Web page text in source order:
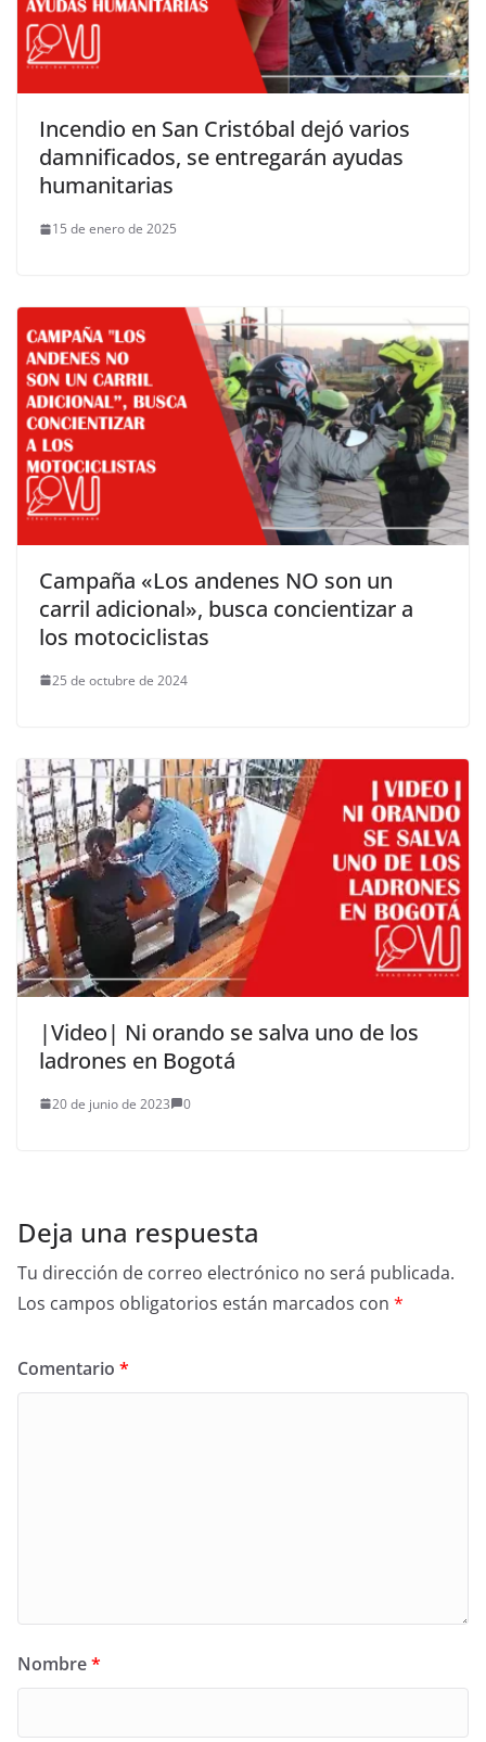
Incendio en San Cristóbal dejó varios
damnificados, se entregarán ayudas
humanitarias
15 de enero de 2025
Campaña «Los andenes NO son un
carril adicional», busca concientizar a
los motociclistas
25 de octubre de 2024
|Video| Ni orando se salva uno de los
ladrones en Bogotá
20 de junio de 2023 0
Deja una respuesta
Tu dirección de correo electrónico no será publicada.
Los campos obligatorios están marcados con *
Comentario *
Nombre*